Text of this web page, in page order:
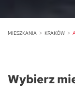
MIESZKANIA KRAKÓW
Wybierz